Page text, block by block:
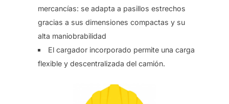
mercancías: se adapta a pasillos estrechos
gracias a sus dimensiones compactas y su
alta maniobrabilidad
El cargador incorporado permite una carga
flexible y descentralizada del camión.